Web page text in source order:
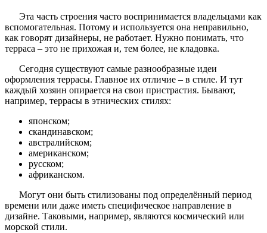
Эта часть строения часто воспринимается владельцами как
вспомогательная. Потому и используется она неправильно,
как говорят дизайнеры, не работает. Нужно понимать, что
терраса – это не прихожая и, тем более, не кладовка.
Сегодня существуют самые разнообразные идеи
оформления террасы. Главное их отличие – в стиле. И тут
каждый хозяин опирается на свои пристрастия. Бывают,
например, террасы в этнических стилях:
японском;
скандинавском;
австралийском;
американском;
русском;
африканском.
Могут они быть стилизованы под определённый период
времени или даже иметь специфическое направление в
дизайне. Таковыми, например, являются космический или
морской стили.